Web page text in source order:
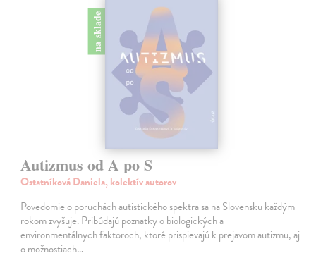
na sklade
Autizmus od A po S
Ostatníková Daniela, kolektív autorov
Povedomie o poruchách autistického spektra sa na Slovensku každým
rokom zvyšuje. Pribúdajú poznatky o biologických a
environmentálnych faktoroch, ktoré prispievajú k prejavom autizmu, aj
o možnostiach…